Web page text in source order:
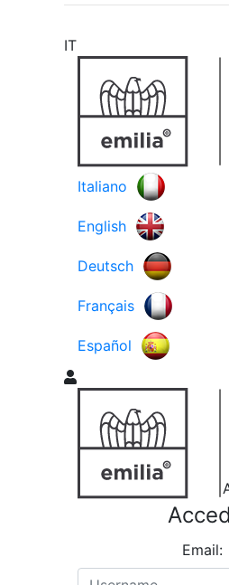
IT
Italiano
English
Deutsch
Français
Español
Email: